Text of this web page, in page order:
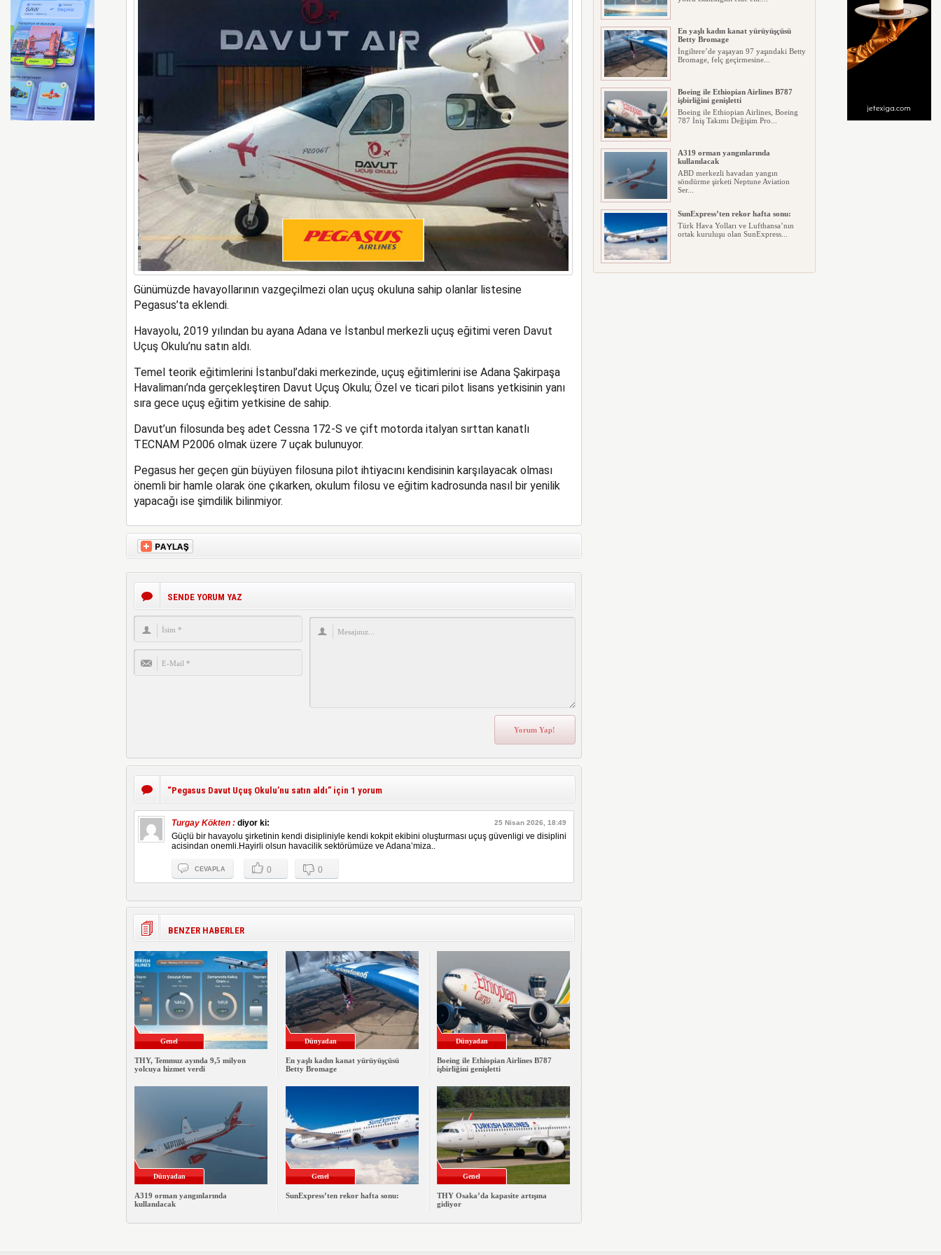
Ryanair kış sezonunda Fas’ta rekor kapasite artıracak
Günümüzde havayollarının vazgeçilmezi olan uçuş okuluna sahip olanlar listesine
Pegasus’ta eklendi.
Havayolu, 2019 yılından bu ayana Adana ve İstanbul merkezli uçuş eğitimi veren Davut
Uçuş Okulu’nu satın aldı.
Temel teorik eğitimlerini İstanbul’daki merkezinde, uçuş eğitimlerini ise Adana Şakirpaşa
Havalimanı’nda gerçekleştiren Davut Uçuş Okulu; Özel ve ticari pilot lisans yetkisinin yanı
sıra gece uçuş eğitim yetkisine de sahip.
Davut’un filosunda beş adet Cessna 172-S ve çift motorda italyan sırttan kanatlı
TECNAM P2006 olmak üzere 7 uçak bulunuyor.
Pegasus her geçen gün büyüyen filosuna pilot ihtiyacını kendisinin karşılayacak olması
önemli bir hamle olarak öne çıkarken, okulum filosu ve eğitim kadrosunda nasıl bir yenilik
yapacağı ise şimdilik bilinmiyor.
SENDE YORUM YAZ
“Pegasus Davut Uçuş Okulu’nu satın aldı” için 1 yorum
Turgay Kökten : diyor ki: 25 Nisan 2026, 18:49
Güçlü bir havayolu şirketinin kendi disipliniyle kendi kokpit ekibini oluşturması uçuş güvenligi ve disiplini
acisindan onemli.Hayirli olsun havacilik sektörümüze ve Adana’miza..
CEVAPLA 0 0
BENZER HABERLER
Genel
THY, Temmuz ayında 9,5 milyon
yolcuya hizmet verdi
Dünyadan
En yaşlı kadın kanat yürüyüşçüsü
Betty Bromage
Dünyadan
Boeing ile Ethiopian Airlines B787
işbirliğini genişletti
Dünyadan
A319 orman yangınlarında
kullanılacak
Genel
SunExpress’ten rekor hafta sonu:
Genel
THY Osaka’da kapasite artışına
gidiyor
En yaşlı kadın kanat yürüyüşçüsü
Betty Bromage
İngiltere’de yaşayan 97 yaşındaki Betty
Bromage, felç geçirmesine...
Boeing ile Ethiopian Airlines B787
işbirliğini genişletti
Boeing ile Ethiopian Airlines, Boeing
787 İniş Takımı Değişim Pro...
A319 orman yangınlarında
kullanılacak
ABD merkezli havadan yangın
söndürme şirketi Neptune Aviation
Ser...
SunExpress’ten rekor hafta sonu:
Türk Hava Yolları ve Lufthansa’nın
ortak kuruluşu olan SunExpress...
THY Osaka’da kapasite artışına